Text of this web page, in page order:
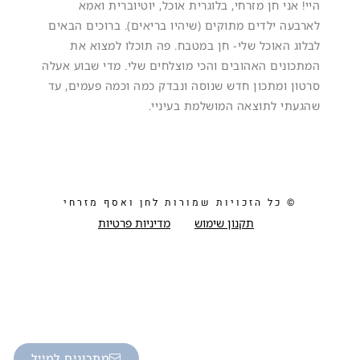
היי! אני חן מזרחי, בלוגרית אוכל, יוטיוברית ואמא
לארבעה ילדים מתוקים (שיהיו בריאים). ברוכים הבאים
לבלוג האוכל שלי- חן במטבח. פה תוכלו למצוא את
המתכונים האהובים והכי מוצלחים שלי. מדי שבוע אעלה
סרטון ומתכון חדש שנוסה ונבדק כמה וכמה פעמים, עד
שהגעתי לתוצאה המושלמת בעיניי.
© כל הזכויות שמורות לחן ואסף מזרחי
תקנון שימוש מדיניות פרטיות